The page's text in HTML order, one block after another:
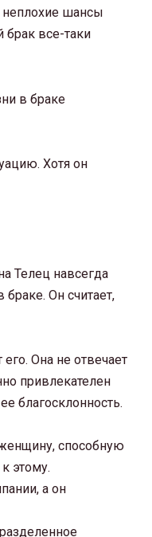
неплохие шансы
все-таки
в браке
Хотя он
Телец навсегда
Он считает,
Она не отвечает
привлекателен
благосклонность.
способную
этому.
а он